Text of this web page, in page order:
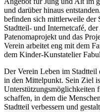
und darüber hinaus
befinden sich mittlerweile der
Stadtteil- und Internetcafé,
Patenomaprojekt und das
Verein arbeitet eng mit dem
dem Kinder-Kunstatelier
Der Verein Leben im
in den Mittelpunkt. Sein Ziel
Unterstützungsmöglichkeiten
schaffen, in dem die
Stadtteil verbessern und